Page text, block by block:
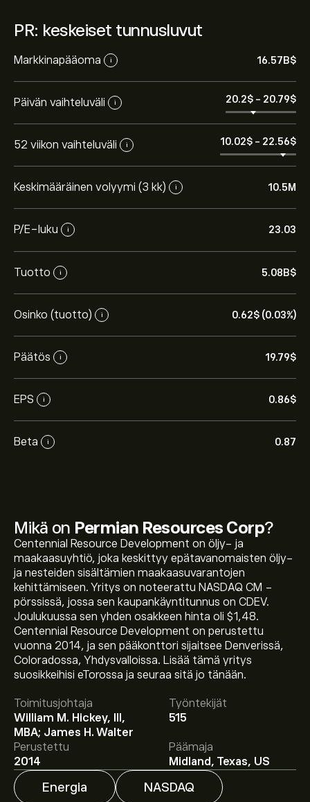
PR: keskeiset tunnusluvut
Markkinapääoma i 16.57B‎$‎
Päivän vaihteluväli i 20.2‎$‎ - 20.79‎$‎
52 viikon vaihteluväli i 10.02‎$‎ - 22.56‎$‎
Keskimääräinen volyymi (3 kk) i 10.5M
P/E-luku i 23.03
Tuotto i 5.08B‎$‎
Osinko (tuotto) i 0.62‎$‎ (0.03%)
Päätös i 19.79‎$‎
EPS i 0.86‎$‎
Beta i 0.87
Mikä on Permian Resources Corp?
Centennial Resource Development on öljy- ja
maakaasuyhtiö, joka keskittyy epätavanomaisten öljy-
ja nesteiden sisältämien maakaasuvarantojen
kehittämiseen. Yritys on noteerattu NASDAQ CM -
pörssissä, jossa sen kaupankäyntitunnus on CDEV.
Joulukuussa sen yhden osakkeen hinta oli $1,48.
Centennial Resource Development on perustettu
vuonna 2014, ja sen pääkonttori sijaitsee Denverissä,
Coloradossa, Yhdysvalloissa. Lisää tämä yritys
suosikkeihisi eTorossa ja seuraa sitä jo tänään.
Toimitusjohtaja
William M. Hickey, III,
MBA; James H. Walter
Työntekijät
515
Perustettu
2014
Päämaja
Midland, Texas, US
Energia NASDAQ
Osakkeen PR hinta tänään on 20.43‎$‎.
Keskihinta osakkeelle Permian Resources Corp on
20.43‎$‎.Luo tili
eToroon saadaksesi asiantuntijoiden
ennusteet ja hintatavoitteet.
Asiantuntijoiden ennusteet Permian Resources Corp